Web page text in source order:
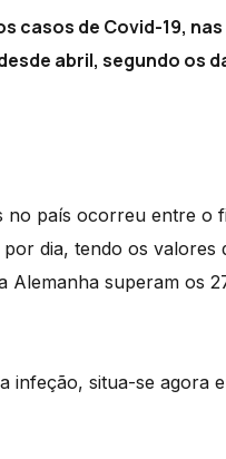
casos de Covid-19,
abril, segundo os
no país ocorreu entre o
dia, tendo os valores
Alemanha superam os
infeção, situa-se agora